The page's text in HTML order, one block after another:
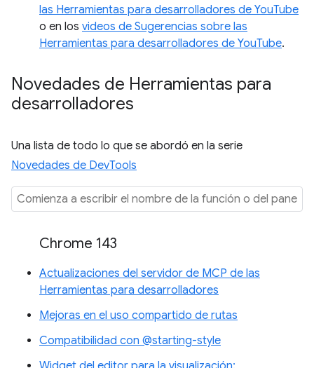
las Herramientas para desarrolladores de YouTube
o en los videos de Sugerencias sobre las
Herramientas para desarrolladores de YouTube.
Novedades de Herramientas para
desarrolladores
Una lista de todo lo que se abordó en la serie
Novedades de DevTools
Chrome 143
Actualizaciones del servidor de MCP de las
Herramientas para desarrolladores
Mejoras en el uso compartido de rutas
Compatibilidad con @starting-style